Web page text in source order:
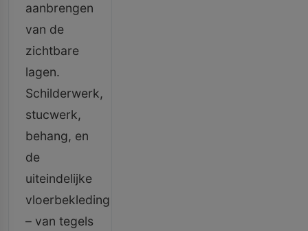
aanbrengen
van de
zichtbare
lagen.
Schilderwerk,
stucwerk,
behang, en
de
uiteindelijke
vloerbekleding
– van tegels